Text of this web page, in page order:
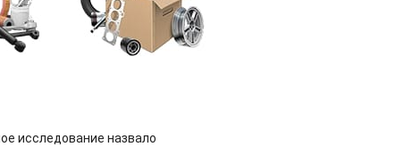
исследование назвало